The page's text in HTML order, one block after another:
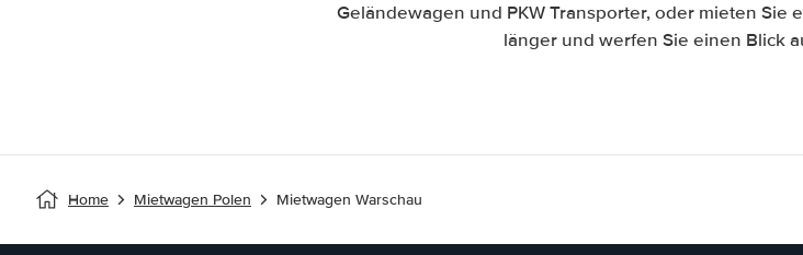
Geländewagen und PKW Transporter, oder mieten Sie
länger und werfen Sie einen Blick
Home Mietwagen Polen Mietwagen Warschau